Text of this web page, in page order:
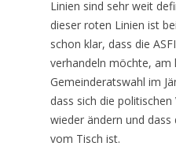
Linien sind sehr weit
dieser roten Linien ist
schon klar, dass die
verhandeln möchte, am
Gemeinderatswahl im
dass sich die
wieder ändern und
vom Tisch ist.